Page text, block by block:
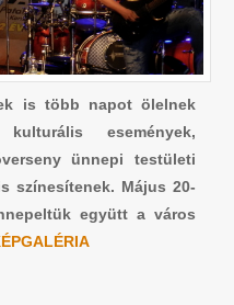
is több napot ölelnek
események,
ünnepi testületi
színesítenek. Május 20-
együtt a város